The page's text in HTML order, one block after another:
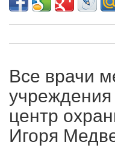
Все врачи
центр
Игоря